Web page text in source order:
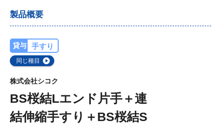
製品概要
貸与 手すり
同じ種目
株式会社シコク
BS桜結Lエンド片手＋連
結伸縮手すり＋BS桜結S